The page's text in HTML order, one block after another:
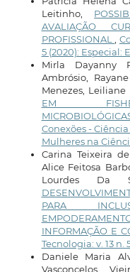
Leitinho,
AVALIAÇÃO
PROFISSIONAL
5 (2020): Especial:
Mirla Dayanny
Ambrósio,
Menezes, Leiliane
EM
Conexões - Ciência
Mulheres na
Carina Teixeira
Alice Feitosa
Lourdes Da
PARA
INFORMAÇÃO E
Tecnologia: v. 13 n.
Daniele Maria
Vasconcelos